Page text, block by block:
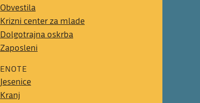
Obvestila
Krizni center za mlade
Dolgotrajna oskrba
Zaposleni
ENOTE
Jesenice
Kranj